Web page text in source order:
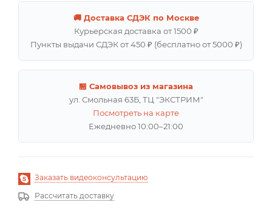
🚚 Доставка СДЭК по Москве
Курьерская доставка от 1500 ₽
Пункты выдачи СДЭК от 450 ₽ (бесплатно от 5000 ₽)
🏪 Самовывоз из магазина
ул. Смольная 63Б, ТЦ "ЭКСТРИМ"
Посмотреть на карте
Ежедневно 10:00–21:00
Заказать видеоконсультацию
Рассчитать доставку